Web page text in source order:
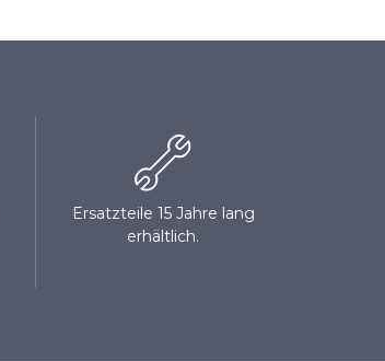
Ersatzteile 15 Jahre lang
erhältlich.